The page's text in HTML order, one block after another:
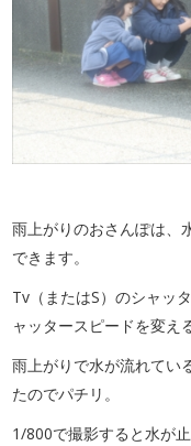
雨上がりのおさんぽは、
できます。
Tv（またはS）のシャッ
ャッタースピードを変え
雨上がりで水が流れてい
たのでパチリ。
1/800で撮影すると水が